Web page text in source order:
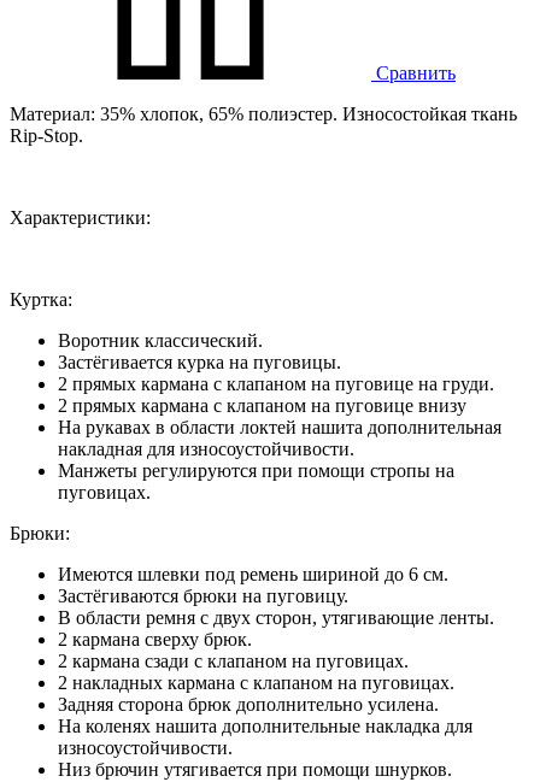
Сравнить
Материал: 35% хлопок, 65% полиэстер. Износостойкая ткань
Rip-Stop.
Характеристики:
Куртка:
Воротник классический.
Застёгивается курка на пуговицы.
2 прямых кармана с клапаном на пуговице на груди.
2 прямых кармана с клапаном на пуговице внизу
На рукавах в области локтей нашита дополнительная
накладная для износоустойчивости.
Манжеты регулируются при помощи стропы на
пуговицах.
Брюки:
Имеются шлевки под ремень шириной до 6 см.
Застёгиваются брюки на пуговицу.
В области ремня с двух сторон, утягивающие ленты.
2 кармана сверху брюк.
2 кармана сзади с клапаном на пуговицах.
2 накладных кармана с клапаном на пуговицах.
Задняя сторона брюк дополнительно усилена.
На коленях нашита дополнительные накладка для
износоустойчивости.
Низ брючин утягивается при помощи шнурков.